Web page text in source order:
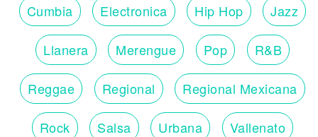
Cumbia Electronica Hip Hop Jazz
Llanera Merengue Pop R&B
Reggae Regional Regional Mexicana
Rock Salsa Urbana Vallenato